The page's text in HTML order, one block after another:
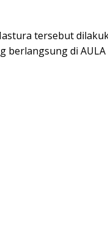
tersebut
berlangsung di